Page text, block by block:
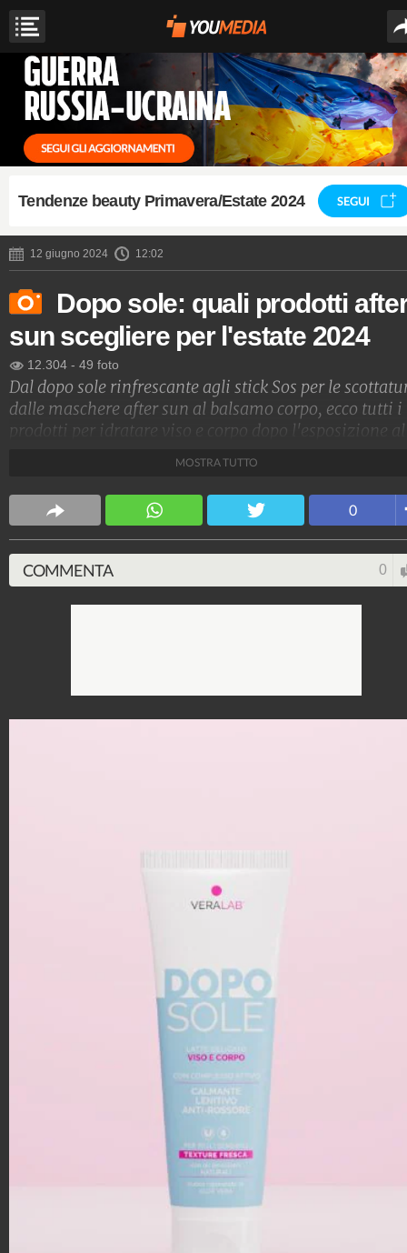
Tendenze beauty Primavera/Estate 2024 SEGUI
12 giugno 2024 12:02
Dopo sole: quali prodotti
sun scegliere per l'estate 2024
12.304 - 49 foto
Dal dopo sole rinfrescante agli stick Sos per le
dalle maschere after sun al balsamo corpo, ecco tutti i
prodotti per idratare viso e corpo dopo l'esposizione al
Stile e trend
1.515.157.851 1.957 video 138.074 foto
MOSTRA TUTTO
0
COMMENTA 0